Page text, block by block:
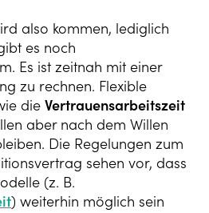
also kommen, lediglich
es noch
Es ist zeitnah mit einer
zu rechnen. Flexible
die Vertrauensarbeitszeit
aber nach dem Willen
Die Regelungen zum
sehen vor, dass
(z. B.
) weiterhin möglich sein